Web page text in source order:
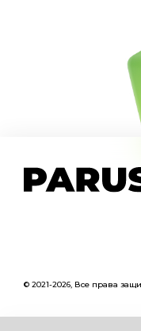
© 2021-2026, Все права